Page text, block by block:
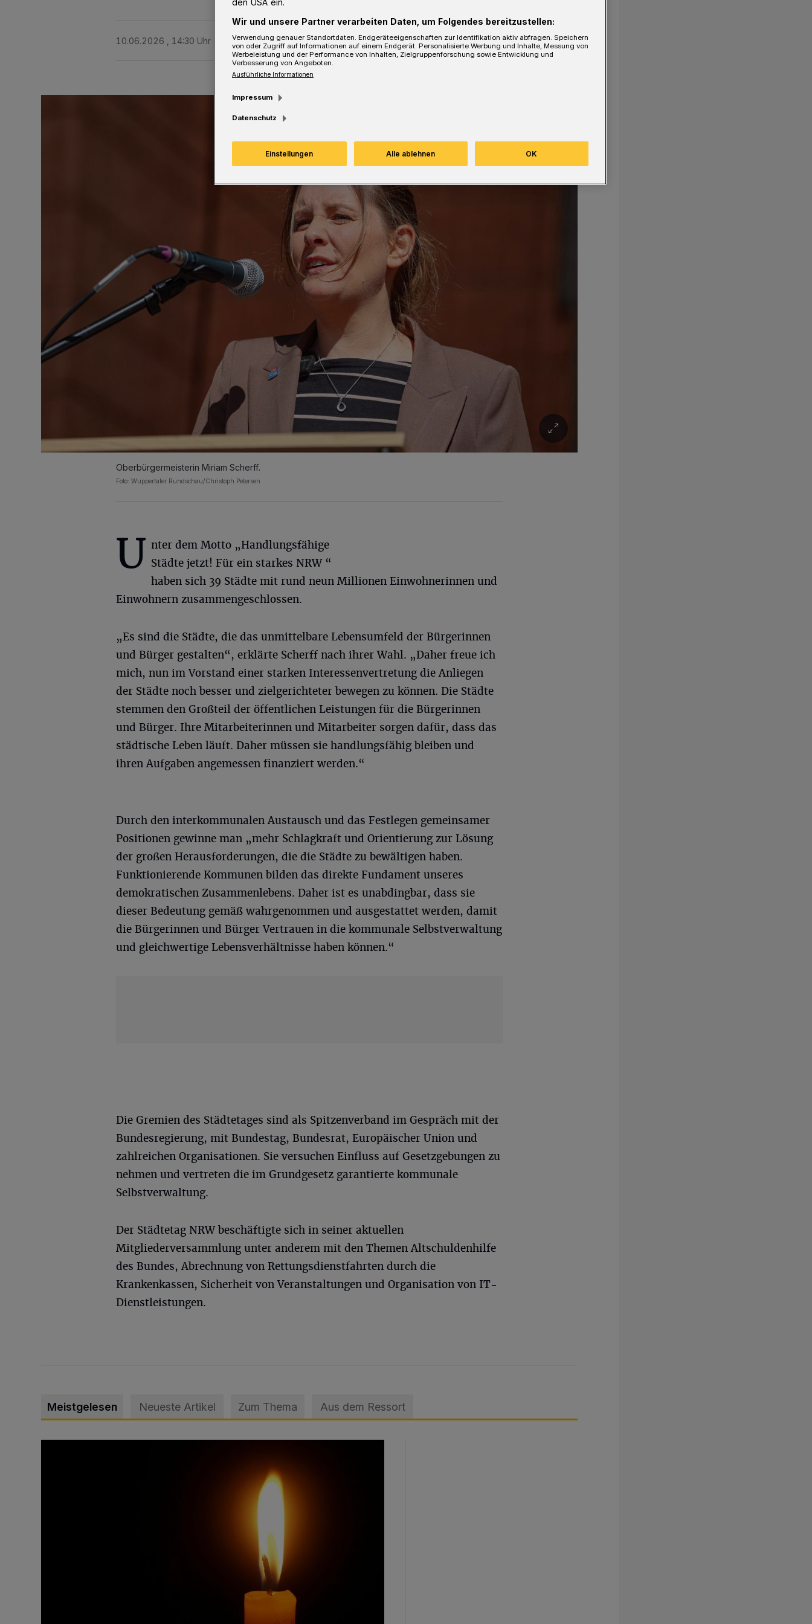
10.06.2026 , 14:30 Uhr Eine Minute Lesezeit
Oberbürgermeisterin Miriam Scherff.
Foto: Wuppertaler Rundschau/Christoph Petersen
U nter dem Motto „Handlungsfähige
Städte jetzt! Für ein starkes NRW “
haben sich 39 Städte mit rund neun Millionen Einwohnerinnen und
Einwohnern zusammengeschlossen.
„Es sind die Städte, die das unmittelbare Lebensumfeld der Bürgerinnen
und Bürger gestalten“, erklärte Scherff nach ihrer Wahl. „Daher freue ich
mich, nun im Vorstand einer starken Interessenvertretung die Anliegen
der Städte noch besser und zielgerichteter bewegen zu können. Die Städte
stemmen den Großteil der öffentlichen Leistungen für die Bürgerinnen
und Bürger. Ihre Mitarbeiterinnen und Mitarbeiter sorgen dafür, dass das
städtische Leben läuft. Daher müssen sie handlungsfähig bleiben und
ihren Aufgaben angemessen finanziert werden.“
Durch den interkommunalen Austausch und das Festlegen gemeinsamer
Positionen gewinne man „mehr Schlagkraft und Orientierung zur Lösung
der großen Herausforderungen, die die Städte zu bewältigen haben.
Funktionierende Kommunen bilden das direkte Fundament unseres
demokratischen Zusammenlebens. Daher ist es unabdingbar, dass sie
dieser Bedeutung gemäß wahrgenommen und ausgestattet werden, damit
die Bürgerinnen und Bürger Vertrauen in die kommunale Selbstverwaltung
und gleichwertige Lebensverhältnisse haben können.“
Die Gremien des Städtetages sind als Spitzenverband im Gespräch mit der
Bundesregierung, mit Bundestag, Bundesrat, Europäischer Union und
zahlreichen Organisationen. Sie versuchen Einfluss auf Gesetzgebungen zu
nehmen und vertreten die im Grundgesetz garantierte kommunale
Selbstverwaltung.
Der Städtetag NRW beschäftigte sich in seiner aktuellen
Mitgliederversammlung unter anderem mit den Themen Altschuldenhilfe
des Bundes, Abrechnung von Rettungsdienstfahrten durch die
Krankenkassen, Sicherheit von Veranstaltungen und Organisation von IT-
Dienstleistungen.
Meistgelesen Neueste Artikel Zum Thema Aus dem Ressort
den USA ein.
Wir und unsere Partner verarbeiten Daten, um Folgendes bereitzustellen:
Verwendung genauer Standortdaten. Endgeräteeigenschaften zur Identifikation aktiv abfragen. Speichern
von oder Zugriff auf Informationen auf einem Endgerät. Personalisierte Werbung und Inhalte, Messung von
Werbeleistung und der Performance von Inhalten, Zielgruppenforschung sowie Entwicklung und
Verbesserung von Angeboten.
Ausführliche Informationen
Impressum
Datenschutz
Einstellungen Alle ablehnen OK